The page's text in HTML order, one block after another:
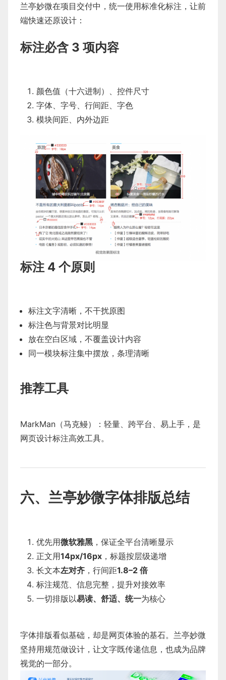
兰亭妙微在项目交付中，统一使用标准化标注，让前
端快速还原设计：
标注必含 3 项内容
颜色值（十六进制）、控件尺寸
字体、字号、行间距、字色
模块间距、内外边距
标注 4 个原则
标注文字清晰，不干扰原图
标注色与背景对比明显
放在空白区域，不覆盖设计内容
同一模块标注集中摆放，条理清晰
推荐工具
MarkMan（马克鳗）：轻量、跨平台、易上手，是
网页设计标注高效工具。
六、兰亭妙微字体排版总结
优先用微软雅黑 ，保证全平台清晰显示
正文用14px/16px ，标题按层级递增
长文本左对齐 ，行间距1.8–2 倍
标注规范、信息完整，提升对接效率
一切排版以易读、舒适、统一为核心
字体排版看似基础，却是网页体验的基石。兰亭妙微
坚持用规范做设计，让文字既传递信息，也成为品牌
视觉的一部分。